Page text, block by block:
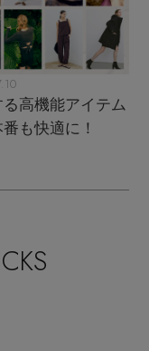
高機能アイテム
も快適に！